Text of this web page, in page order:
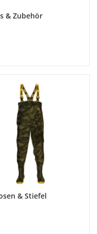
& Zubehör
& Stiefel